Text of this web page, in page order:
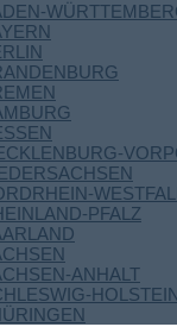
PFALZ
ANHALT